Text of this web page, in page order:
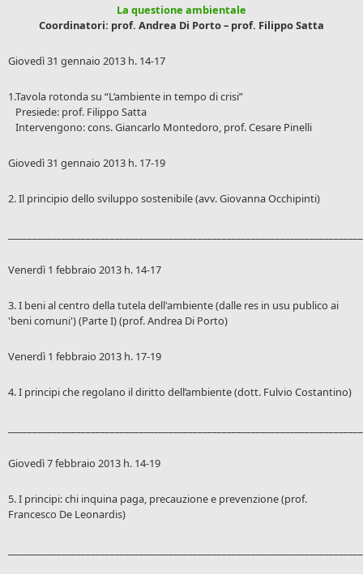
La questione ambientale
Coordinatori: prof. Andrea Di Porto – prof. Filippo Satta
Giovedì 31 gennaio 2013 h. 14-17
1.Tavola rotonda su “L’ambiente in tempo di crisi”
Presiede: prof. Filippo Satta
Intervengono: cons. Giancarlo Montedoro, prof. Cesare Pinelli
Giovedì 31 gennaio 2013 h. 17-19
2. Il principio dello sviluppo sostenibile (avv. Giovanna Occhipinti)
Venerdì 1 febbraio 2013 h. 14-17
3. I beni al centro della tutela dell'ambiente (dalle res in usu publico ai
'beni comuni') (Parte I) (prof. Andrea Di Porto)
Venerdì 1 febbraio 2013 h. 17-19
4. I principi che regolano il diritto dell’ambiente (dott. Fulvio Costantino)
Giovedì 7 febbraio 2013 h. 14-19
5. I principi: chi inquina paga, precauzione e prevenzione (prof.
Francesco De Leonardis)